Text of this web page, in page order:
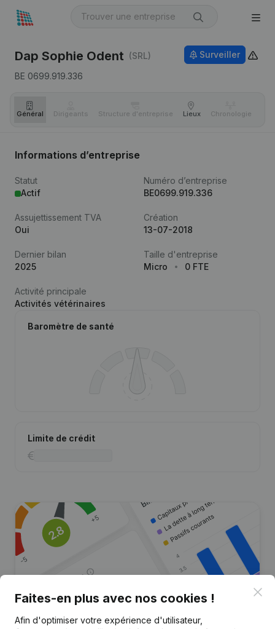
Dap Sophie Odent (SRL)
BE 0699.919.336
Surveiller
Général Dirigeants Structure d'entreprise Lieux Chronologie
Informations d’entreprise
Statut
Actif
Numéro d’entreprise
BE0699.919.336
Assujettissement TVA
Oui
Création
13-07-2018
Dernier bilan
2025
Taille d'entreprise
Micro
0 FTE
Activité principale
Activités vétérinaires
Baromètre de santé
Limite de crédit
Vous recherchez plus
Faites-en plus avec nos cookies !
Afin d'optimiser votre expérience d'utilisateur,